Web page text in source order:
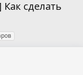
сделать